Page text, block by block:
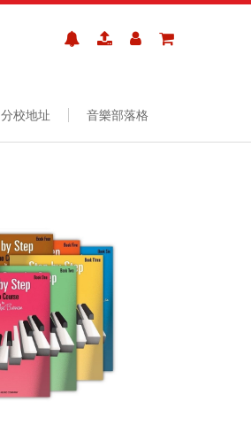
分校地址 音樂部落格